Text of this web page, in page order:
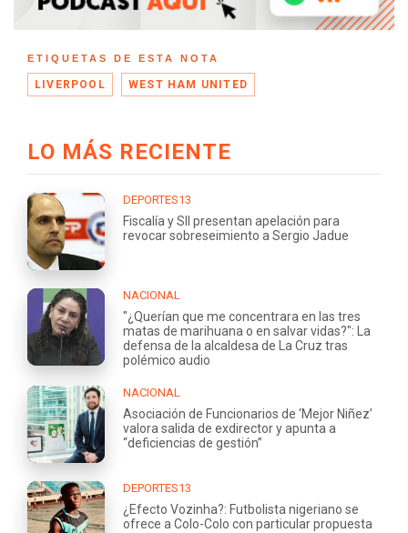
ETIQUETAS DE ESTA NOTA
LIVERPOOL WEST HAM UNITED
LO MÁS RECIENTE
DEPORTES13
Fiscalía y SII presentan apelación para
revocar sobreseimiento a Sergio Jadue
NACIONAL
"¿Querían que me concentrara en las tres
matas de marihuana o en salvar vidas?": La
defensa de la alcaldesa de La Cruz tras
polémico audio
NACIONAL
Asociación de Funcionarios de ‘Mejor Niñez’
valora salida de exdirector y apunta a
“deficiencias de gestión”
DEPORTES13
¿Efecto Vozinha?: Futbolista nigeriano se
ofrece a Colo-Colo con particular propuesta